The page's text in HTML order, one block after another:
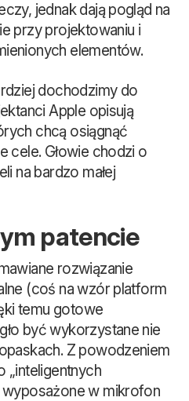
jednak dają pogląd na
przy projektowaniu i
elementów.
dochodzimy do
Apple opisują
chcą osiągnąć
cele. Głowie chodzi o
na bardzo małej
patencie
rozwiązanie
(coś na wzór platform
temu gotowe
być wykorzystane nie
Z powodzeniem
„inteligentnych
w mikrofon